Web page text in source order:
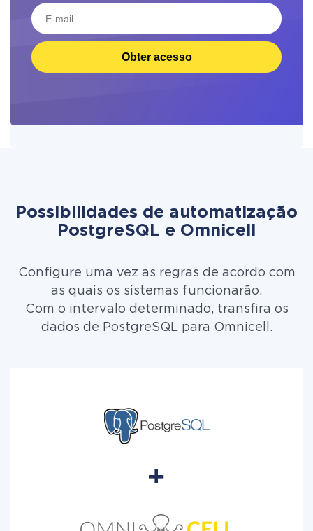
Obter acesso
Possibilidades de automatização
PostgreSQL e Omnicell
Configure uma vez as regras de acordo com
as quais os sistemas funcionarão.
Com o intervalo determinado, transfira os
dados de PostgreSQL para Omnicell.